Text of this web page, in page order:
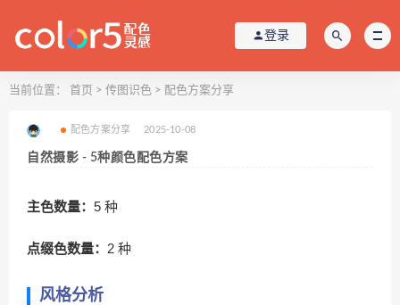
登录
当前位置： 首页 > 传图识色 > 配色方案分享
配色方案分享 2025-10-08
自然摄影 - 5种颜色配色方案
主色数量： 5 种
点缀色数量： 2 种
风格分析